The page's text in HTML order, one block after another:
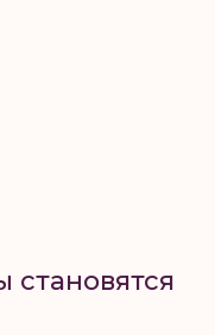
становятся